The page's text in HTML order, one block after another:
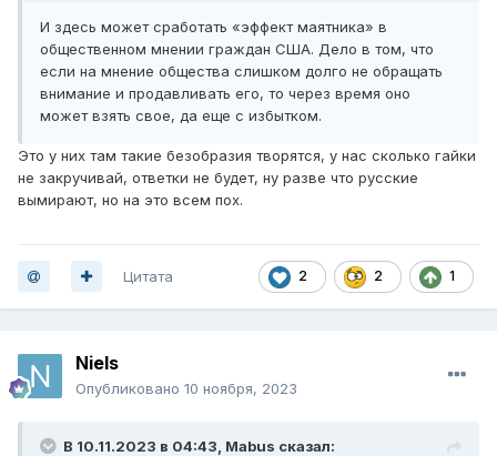
И здесь может сработать «эффект маятника» в
общественном мнении граждан США. Дело в том, что
если на мнение общества слишком долго не обращать
внимание и продавливать его, то через время оно
может взять свое, да еще с избытком.
Это у них там такие безобразия творятся, у нас сколько гайки
не закручивай, ответки не будет, ну разве что русские
вымирают, но на это всем пох.
2 2 1
Цитата
Niels
Опубликовано 10 ноября, 2023
В 10.11.2023 в 04:43, Mabus сказал: